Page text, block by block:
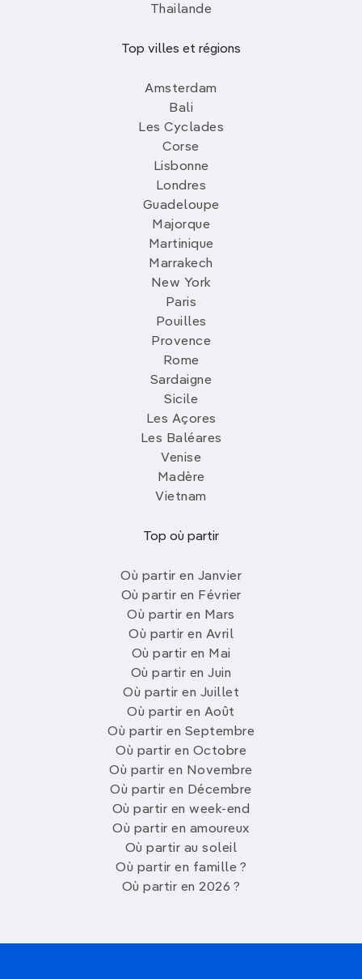
Thailande
Top villes et régions
Amsterdam
Bali
Les Cyclades
Corse
Lisbonne
Londres
Guadeloupe
Majorque
Martinique
Marrakech
New York
Paris
Pouilles
Provence
Rome
Sardaigne
Sicile
Les Açores
Les Baléares
Venise
Madère
Vietnam
Top où partir
Où partir en Janvier
Où partir en Février
Où partir en Mars
Où partir en Avril
Où partir en Mai
Où partir en Juin
Où partir en Juillet
Où partir en Août
Où partir en Septembre
Où partir en Octobre
Où partir en Novembre
Où partir en Décembre
Où partir en week-end
Où partir en amoureux
Où partir au soleil
Où partir en famille ?
Où partir en 2026 ?